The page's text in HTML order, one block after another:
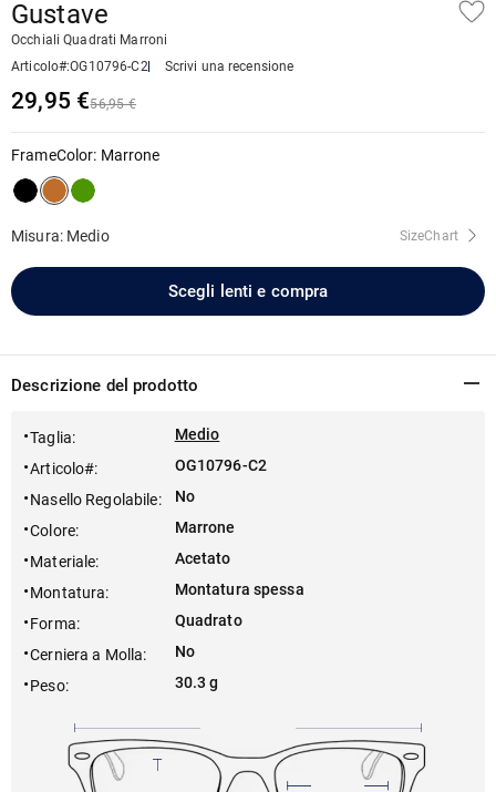
Gustave
Occhiali Quadrati Marroni
Articolo#:OG10796-C2 Scrivi una recensione
29,95 €56,95 €
FrameColor: Marrone
Misura: Medio SizeChart
Scegli lenti e compra
Descrizione del prodotto
Taglia:
Medio
Articolo#:
OG10796-C2
Nasello Regolabile:
No
Colore:
Marrone
Materiale:
Acetato
Montatura:
Montatura spessa
Forma:
Quadrato
Cerniera a Molla:
No
Peso: 30.3 g